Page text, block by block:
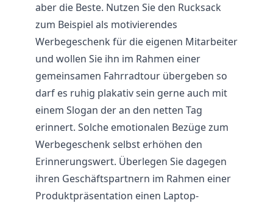
aber die Beste. Nutzen Sie den Rucksack
zum Beispiel als motivierendes
Werbegeschenk für die eigenen Mitarbeiter
und wollen Sie ihn im Rahmen einer
gemeinsamen Fahrradtour übergeben so
darf es ruhig plakativ sein gerne auch mit
einem Slogan der an den netten Tag
erinnert. Solche emotionalen Bezüge zum
Werbegeschenk selbst erhöhen den
Erinnerungswert. Überlegen Sie dagegen
ihren Geschäftspartnern im Rahmen einer
Produktpräsentation einen Laptop-